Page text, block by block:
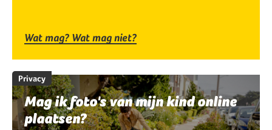
Wat mag? Wat mag niet?
Privacy
Mag ik foto's van mijn kind online
plaatsen?